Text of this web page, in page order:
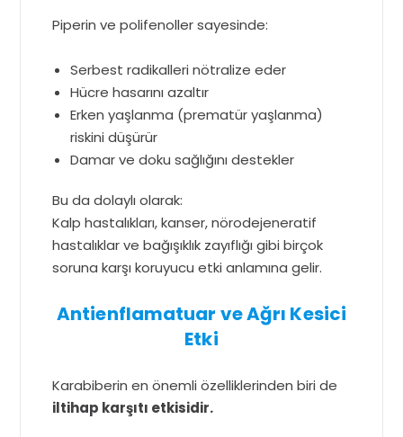
Piperin ve polifenoller sayesinde:
Serbest radikalleri nötralize eder
Hücre hasarını azaltır
Erken yaşlanma (prematür yaşlanma)
riskini düşürür
Damar ve doku sağlığını destekler
Bu da dolaylı olarak:
Kalp hastalıkları, kanser, nörodejeneratif
hastalıklar ve bağışıklık zayıflığı gibi birçok
soruna karşı koruyucu etki anlamına gelir.
Antienflamatuar ve Ağrı Kesici
Etki
Karabiberin en önemli özelliklerinden biri de
iltihap karşıtı etkisidir.